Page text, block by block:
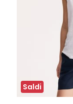
Saldi